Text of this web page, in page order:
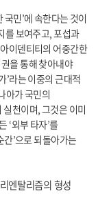
민’에 속한다는 것이
를 보여주고, 포섭과
이덴티티의 어중간한
을 통해 찾아내야
’라는 이중의 근대적
아가 국민의
실천이며, 그것은 이미
‘외부 타자’를
간’으로 되돌아가는
엔탈리즘의 형성